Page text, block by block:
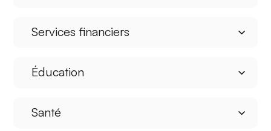
Services financiers
Éducation
Santé